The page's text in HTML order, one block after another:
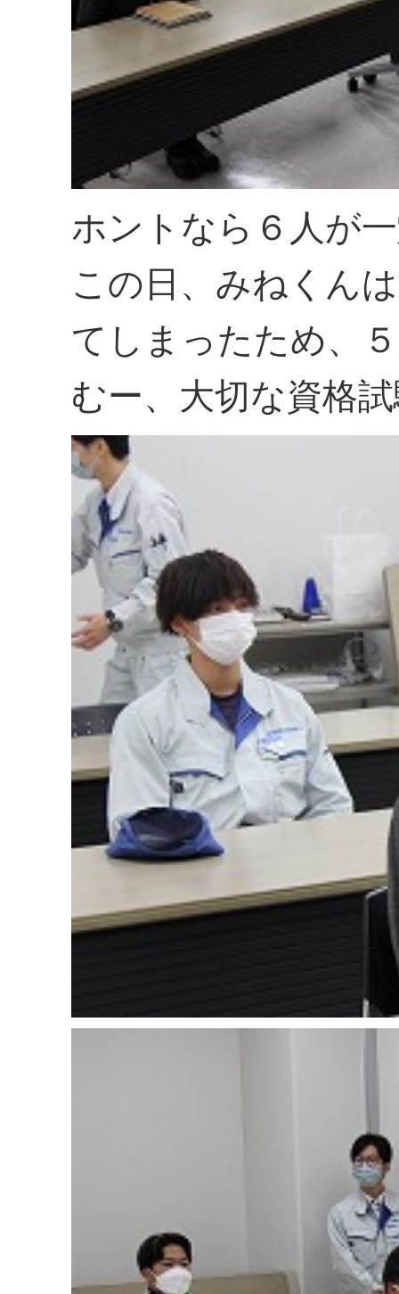
ホントなら６人が
この日、みねくん
てしまったため、
むー、大切な資格